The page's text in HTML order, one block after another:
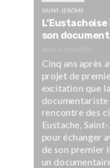
SAINT-JÉRÔME
son
Cinq ans après
projet de
excitation que
documentariste
rencontre des
Eustache,
pour échanger
de son premier
un